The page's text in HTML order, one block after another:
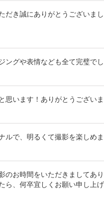
だき誠にありがとうございま
ングや表情なども全て完璧で
思います！ありがとうございま
ルで、明るくて撮影を楽しめ
のお時間をいただきましてあ
ら、何卒宜しくお願い申し上げ